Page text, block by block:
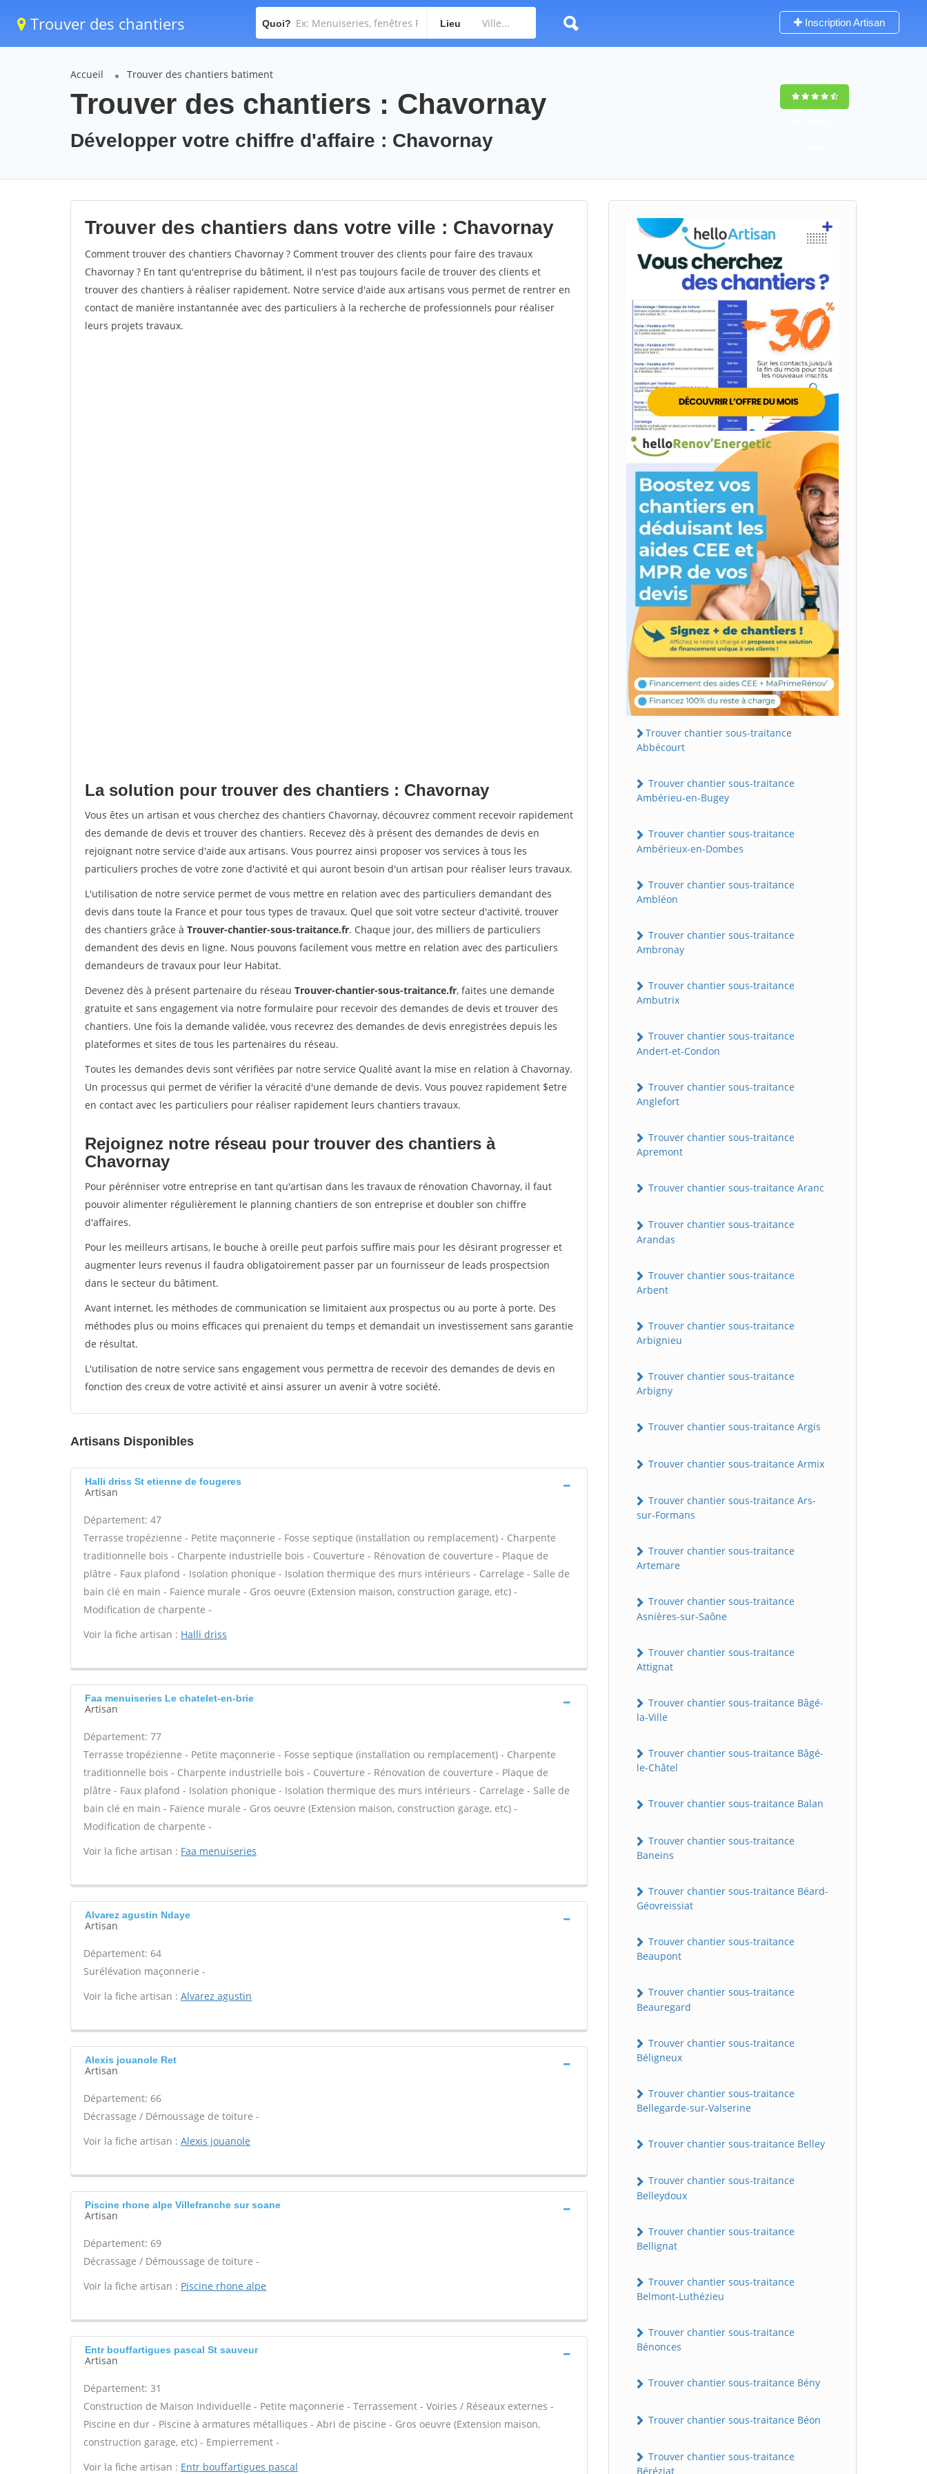
Trouver des chantiers Quoi? Lieu Inscription Artisan
Accueil Trouver des chantiers batiment
Trouver des chantiers : Chavornay
Développer votre chiffre d'affaire : Chavornay
Trouver des chantiers dans votre ville : Chavornay
Comment trouver des chantiers Chavornay ? Comment trouver des clients pour faire des travaux
Chavornay ? En tant qu'entreprise du bâtiment, il n'est pas toujours facile de trouver des clients et
trouver des chantiers à réaliser rapidement. Notre service d'aide aux artisans vous permet de rentrer en
contact de manière instantannée avec des particuliers à la recherche de professionnels pour réaliser
leurs projets travaux.
La solution pour trouver des chantiers : Chavornay
Vous êtes un artisan et vous cherchez des chantiers Chavornay, découvrez comment recevoir rapidement
des demande de devis et trouver des chantiers. Recevez dès à présent des demandes de devis en
rejoignant notre service d'aide aux artisans. Vous pourrez ainsi proposer vos services à tous les
particuliers proches de votre zone d'activité et qui auront besoin d'un artisan pour réaliser leurs travaux.
L'utilisation de notre service permet de vous mettre en relation avec des particuliers demandant des
devis dans toute la France et pour tous types de travaux. Quel que soit votre secteur d'activité, trouver
des chantiers grâce à Trouver-chantier-sous-traitance.fr. Chaque jour, des milliers de particuliers
demandent des devis en ligne. Nous pouvons facilement vous mettre en relation avec des particuliers
demandeurs de travaux pour leur Habitat.
Devenez dès à présent partenaire du réseau Trouver-chantier-sous-traitance.fr, faites une demande
gratuite et sans engagement via notre formulaire pour recevoir des demandes de devis et trouver des
chantiers. Une fois la demande validée, vous recevrez des demandes de devis enregistrées depuis les
plateformes et sites de tous les partenaires du réseau.
Toutes les demandes devis sont vérifiées par notre service Qualité avant la mise en relation à Chavornay.
Un processus qui permet de vérifier la véracité d'une demande de devis. Vous pouvez rapidement $etre
en contact avec les particuliers pour réaliser rapidement leurs chantiers travaux.
Rejoignez notre réseau pour trouver des chantiers à
Chavornay
Pour pérénniser votre entreprise en tant qu'artisan dans les travaux de rénovation Chavornay, il faut
pouvoir alimenter régulièrement le planning chantiers de son entreprise et doubler son chiffre
d'affaires.
Pour les meilleurs artisans, le bouche à oreille peut parfois suffire mais pour les désirant progresser et
augmenter leurs revenus il faudra obligatoirement passer par un fournisseur de leads prospectsion
dans le secteur du bâtiment.
Avant internet, les méthodes de communication se limitaient aux prospectus ou au porte à porte. Des
méthodes plus ou moins efficaces qui prenaient du temps et demandait un investissement sans garantie
de résultat.
L'utilisation de notre service sans engagement vous permettra de recevoir des demandes de devis en
fonction des creux de votre activité et ainsi assurer un avenir à votre société.
Artisans Disponibles
Halli driss St etienne de fougeres
Artisan
Département: 47
Terrasse tropézienne - Petite maçonnerie - Fosse septique (installation ou remplacement) - Charpente
traditionnelle bois - Charpente industrielle bois - Couverture - Rénovation de couverture - Plaque de
plâtre - Faux plafond - Isolation phonique - Isolation thermique des murs intérieurs - Carrelage - Salle de
bain clé en main - Faïence murale - Gros oeuvre (Extension maison, construction garage, etc) -
Modification de charpente -
Voir la fiche artisan : Halli driss
Faa menuiseries Le chatelet-en-brie
Artisan
Département: 77
Terrasse tropézienne - Petite maçonnerie - Fosse septique (installation ou remplacement) - Charpente
traditionnelle bois - Charpente industrielle bois - Couverture - Rénovation de couverture - Plaque de
plâtre - Faux plafond - Isolation phonique - Isolation thermique des murs intérieurs - Carrelage - Salle de
bain clé en main - Faïence murale - Gros oeuvre (Extension maison, construction garage, etc) -
Modification de charpente -
Voir la fiche artisan : Faa menuiseries
Alvarez agustin Ndaye
Artisan
Département: 64
Surélévation maçonnerie -
Voir la fiche artisan : Alvarez agustin
Alexis jouanole Ret
Artisan
Département: 66
Décrassage / Démoussage de toiture -
Voir la fiche artisan : Alexis jouanole
Piscine rhone alpe Villefranche sur soane
Artisan
Département: 69
Décrassage / Démoussage de toiture -
Voir la fiche artisan : Piscine rhone alpe
Entr bouffartigues pascal St sauveur
Artisan
Département: 31
Construction de Maison Individuelle - Petite maçonnerie - Terrassement - Voiries / Réseaux externes -
Piscine en dur - Piscine à armatures métalliques - Abri de piscine - Gros oeuvre (Extension maison,
construction garage, etc) - Empierrement -
Voir la fiche artisan : Entr bouffartigues pascal
Trouver chantier sous-traitance
Abbécourt
Trouver chantier sous-traitance
Ambérieu-en-Bugey
Trouver chantier sous-traitance
Ambérieux-en-Dombes
Trouver chantier sous-traitance
Ambléon
Trouver chantier sous-traitance
Ambronay
Trouver chantier sous-traitance
Ambutrix
Trouver chantier sous-traitance
Andert-et-Condon
Trouver chantier sous-traitance
Anglefort
Trouver chantier sous-traitance
Apremont
Trouver chantier sous-traitance Aranc
Trouver chantier sous-traitance
Arandas
Trouver chantier sous-traitance
Arbent
Trouver chantier sous-traitance
Arbignieu
Trouver chantier sous-traitance
Arbigny
Trouver chantier sous-traitance Argis
Trouver chantier sous-traitance Armix
Trouver chantier sous-traitance Ars-
sur-Formans
Trouver chantier sous-traitance
Artemare
Trouver chantier sous-traitance
Asnières-sur-Saône
Trouver chantier sous-traitance
Attignat
Trouver chantier sous-traitance Bâgé-
la-Ville
Trouver chantier sous-traitance Bâgé-
le-Châtel
Trouver chantier sous-traitance Balan
Trouver chantier sous-traitance
Baneins
Trouver chantier sous-traitance Béard-
Géovreissiat
Trouver chantier sous-traitance
Beaupont
Trouver chantier sous-traitance
Beauregard
Trouver chantier sous-traitance
Béligneux
Trouver chantier sous-traitance
Bellegarde-sur-Valserine
Trouver chantier sous-traitance Belley
Trouver chantier sous-traitance
Belleydoux
Trouver chantier sous-traitance
Bellignat
Trouver chantier sous-traitance
Belmont-Luthézieu
Trouver chantier sous-traitance
Bénonces
Trouver chantier sous-traitance Bény
Trouver chantier sous-traitance Béon
Trouver chantier sous-traitance
Béréziat